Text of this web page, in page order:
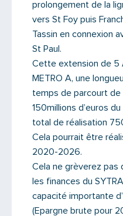
prolongement de la
vers St Foy puis
Tassin en connexion
St Paul.
Cette extension de 5
METRO A, une
temps de parcourt
150millions d’euros
total de réalisation
Cela pourrait être
2020-2026.
Cela ne grèverez pas
les finances du
capacité importante
(Epargne brute pour